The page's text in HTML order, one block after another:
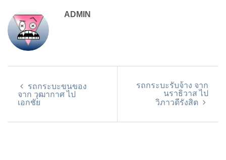
ADMIN
รถกระบะขนของ
จาก วุฒากาศ ไป
เอกชัย
รถกระบะรับจ้าง จาก
นราธิวาส ไป
วิภาวดีรังสิต